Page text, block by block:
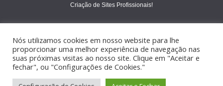
Criação de Sites Profissionais!
Copyright © 2026JORNAL GAZETA ONLINE
reservados.
Nós utilizamos cookies em nosso website para lhe
proporcionar uma melhor experiência de navegação nas
suas próximas visitas ao nosso site. Clique em "Aceitar e
fechar", ou "Configurações de Cookies."